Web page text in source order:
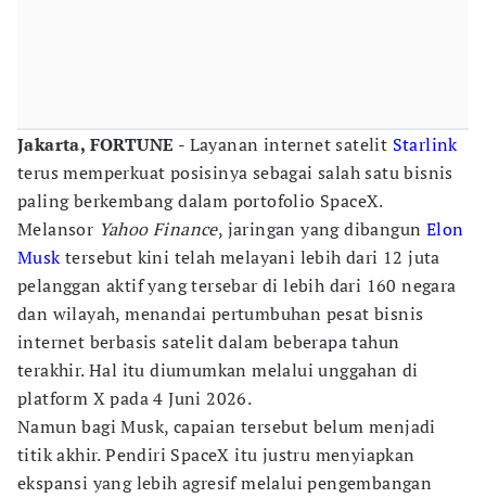
Jakarta, FORTUNE - Layanan internet satelit Starlink
terus memperkuat posisinya sebagai salah satu bisnis
paling berkembang dalam portofolio SpaceX.
Melansor Yahoo Finance, jaringan yang dibangun Elon
Musktersebut kini telah melayani lebih dari 12 juta
pelanggan aktif yang tersebar di lebih dari 160 negara
dan wilayah, menandai pertumbuhan pesat bisnis
internet berbasis satelit dalam beberapa tahun
terakhir. Hal itu diumumkan melalui unggahan di
platform X pada 4 Juni 2026.
Namun bagi Musk, capaian tersebut belum menjadi
titik akhir. Pendiri SpaceX itu justru menyiapkan
ekspansi yang lebih agresif melalui pengembangan